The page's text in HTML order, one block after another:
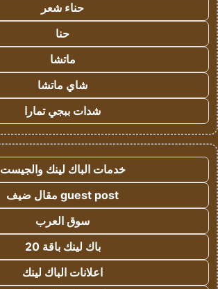
حناء شعر
حنا
ماتشا
شاي ماتشا
شدات ببجي تمارا
خدمات الباك لينك والجيست
guest post مقال ضيف
سوق العرب
باك لينك باقة 20
اعلانات الباك لينك